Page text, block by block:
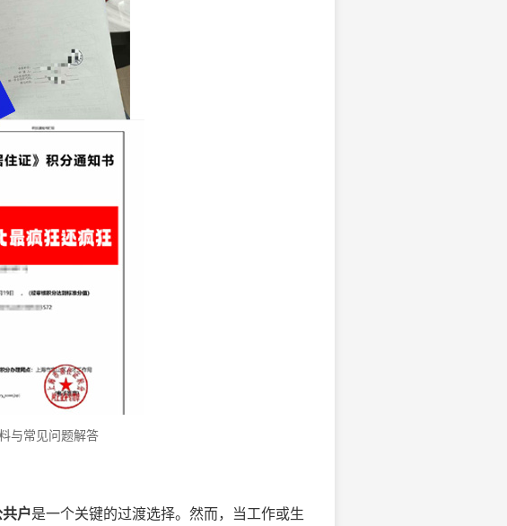
与常见问题解答
户是一个关键的过渡选择。然而，当工作或生